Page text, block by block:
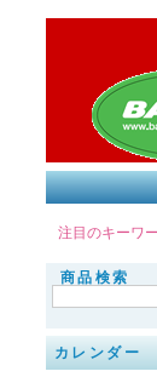
注目のキーワ
商品検索
カレンダー